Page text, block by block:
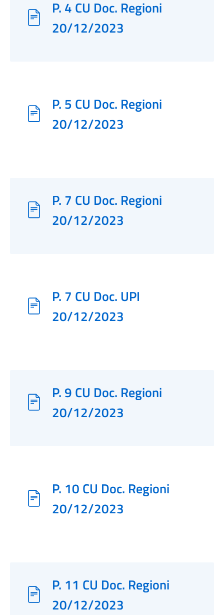
P. 4 CU Doc. Regioni
20/12/2023
P. 5 CU Doc. Regioni
20/12/2023
P. 7 CU Doc. Regioni
20/12/2023
P. 7 CU Doc. UPI
20/12/2023
P. 9 CU Doc. Regioni
20/12/2023
P. 10 CU Doc. Regioni
20/12/2023
P. 11 CU Doc. Regioni
20/12/2023